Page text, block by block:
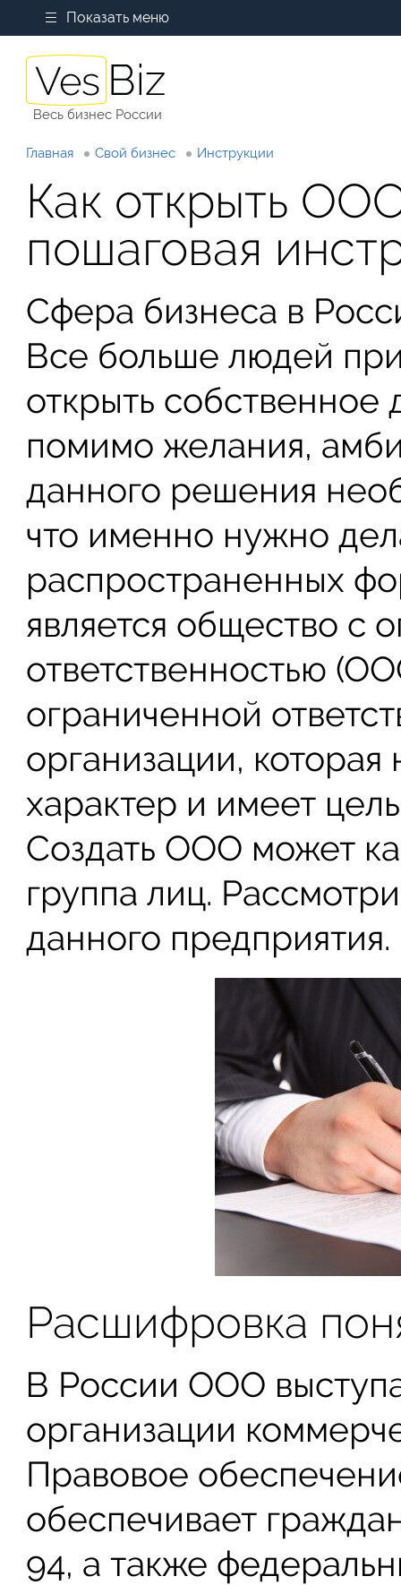
Показать меню
Весь бизнес России
Главная Свой бизнес Инструкции
Как открыть
пошаговая
Сфера бизнеса в
Все больше людей
открыть собственное
помимо желания,
данного решения
что именно нужно
распространенных
является общество с
ответственностью
ограниченной
организации,
характер и имеет
Создать ООО может
группа лиц.
данного предприятия.
Расшифровка
В России ООО
организации
Правовое
обеспечивает
94, а также